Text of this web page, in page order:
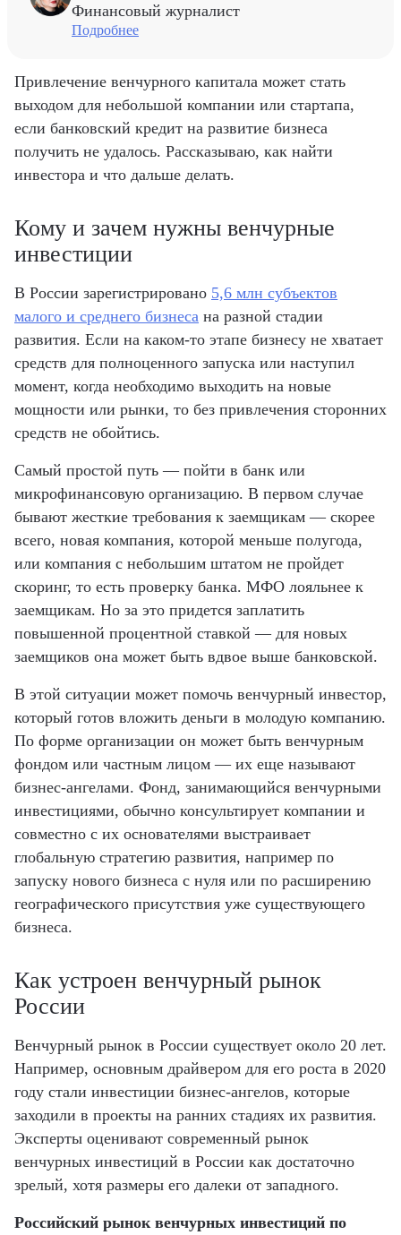
Финансовый журналист
Подробнее
Привлечение венчурного капитала может стать
выходом для небольшой компании или стартапа,
если банковский кредит на развитие бизнеса
получить не удалось. Рассказываю, как найти
инвестора и что дальше делать.
Кому и зачем нужны венчурные
инвестиции
В России зарегистрировано 5,6 млн субъектов
малого и среднего бизнеса на разной стадии
развития. Если на каком-то этапе бизнесу не хватает
средств для полноценного запуска или наступил
момент, когда необходимо выходить на новые
мощности или рынки, то без привлечения сторонних
средств не обойтись.
Самый простой путь — пойти в банк или
микрофинансовую организацию. В первом случае
бывают жесткие требования к заемщикам — скорее
всего, новая компания, которой меньше полугода,
или компания с небольшим штатом не пройдет
скоринг, то есть проверку банка. МФО лояльнее к
заемщикам. Но за это придется заплатить
повышенной процентной ставкой — для новых
заемщиков она может быть вдвое выше банковской.
В этой ситуации может помочь венчурный инвестор,
который готов вложить деньги в молодую компанию.
По форме организации он может быть венчурным
фондом или частным лицом — их еще называют
бизнес-ангелами. Фонд, занимающийся венчурными
инвестициями, обычно консультирует компании и
совместно с их основателями выстраивает
глобальную стратегию развития, например по
запуску нового бизнеса с нуля или по расширению
географического присутствия уже существующего
бизнеса.
Как устроен венчурный рынок
России
Венчурный рынок в России существует около 20 лет.
Например, основным драйвером для его роста в 2020
году стали инвестиции бизнес-ангелов, которые
заходили в проекты на ранних стадиях их развития.
Эксперты оценивают современный рынок
венчурных инвестиций в России как достаточно
зрелый, хотя размеры его далеки от западного.
Российский рынок венчурных инвестиций по